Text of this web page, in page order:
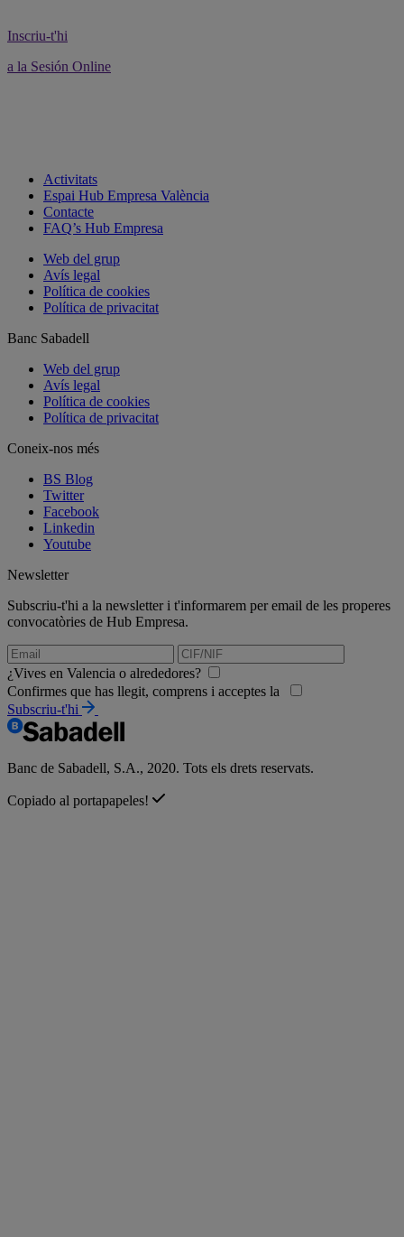
Inscriu-t'hi
a la Sesión Online
Activitats
Espai Hub Empresa València
Contacte
FAQ’s Hub Empresa
Web del grup
Avís legal
Política de cookies
Política de privacitat
Banc Sabadell
Web del grup
Avís legal
Política de cookies
Política de privacitat
Coneix-nos més
BS Blog
Twitter
Facebook
Linkedin
Youtube
Newsletter
Subscriu-t'hi a la newsletter i t'informarem per email de les properes
convocatòries de Hub Empresa.
¿Vives en Valencia o alrededores?
Confirmes que has llegit, comprens i acceptes la
Subscriu-t'hi
Banc de Sabadell, S.A., 2020. Tots els drets reservats.
Copiado al portapapeles!